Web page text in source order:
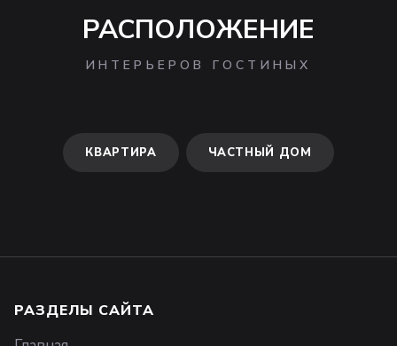
РАСПОЛОЖЕНИЕ
ИНТЕРЬЕРОВ ГОСТИНЫХ
КВАРТИРА ЧАСТНЫЙ ДОМ
РАЗДЕЛЫ САЙТА